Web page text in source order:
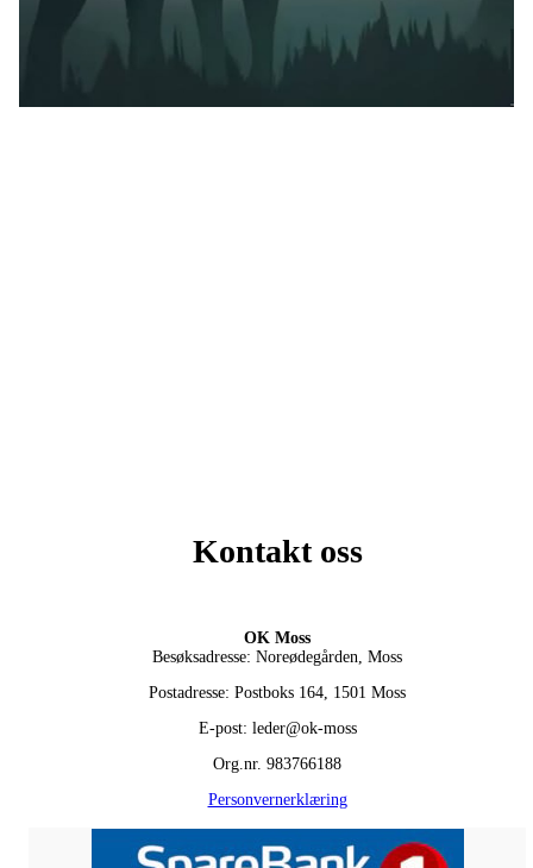
Kontakt oss
OK Moss
Besøksadresse: Noreødegården, Moss
Postadresse: Postboks 164, 1501 Moss
E-post: leder@ok-moss
Org.nr. 983766188
Personvernerklæring